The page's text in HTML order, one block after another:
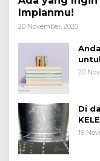
Impianmu!
20 November, 2020
20
Di
19